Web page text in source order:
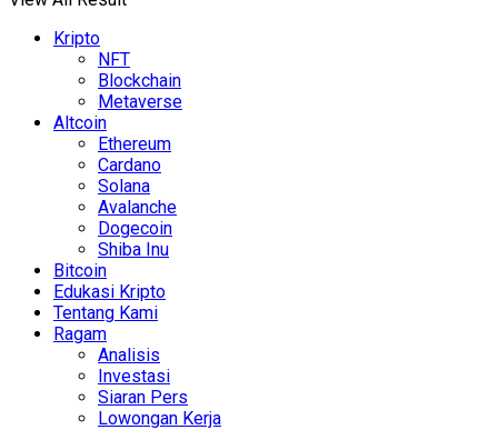
Kripto
NFT
Blockchain
Metaverse
Altcoin
Ethereum
Cardano
Solana
Avalanche
Dogecoin
Shiba Inu
Bitcoin
Edukasi Kripto
Tentang Kami
Ragam
Analisis
Investasi
Siaran Pers
Lowongan Kerja